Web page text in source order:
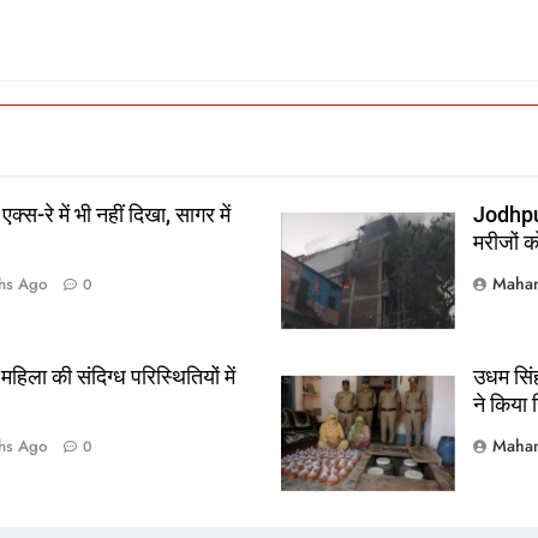
रे में भी नहीं दिखा, सागर में
Ago 0
मरीजों
की संदिग्ध परिस्थितियों में
Ago 0
उधम
ने किया